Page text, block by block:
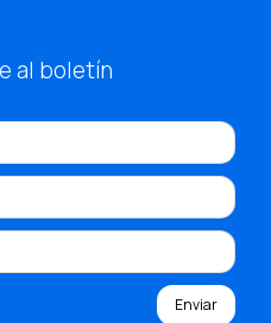
al boletín
Enviar